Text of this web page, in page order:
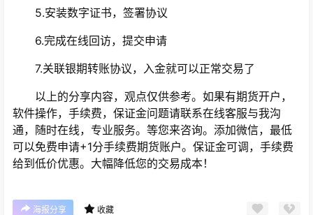
5.安装数字证书，签署协议
6.完成在线回访，提交申请
7.关联银期转账协议，入金就可以正常交易了
以上的分享内容，观点仅供参考。如果有期货开户，
软件操作，手续费，保证金问题请联系在线客服与我沟
通，随时在线，专业服务。等您来咨询。添加微信，最低
可以免费申请+1分手续费期货账户。保证金可调，手续费
给到低价优惠。大幅降低您的交易成本！
海报分享 收藏